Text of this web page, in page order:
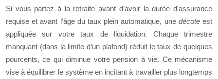
Si vous partez à la retraite avant d’avoir la durée d’assurance
requise et avant l’âge du taux plein automatique, une décoteest
appliquée sur votre taux de liquidation. Chaque trimestre
manquant (dans la limite d’un plafond) réduit le taux de quelques
pourcents, ce qui diminue votre pension à vie. Ce mécanisme
vise à équilibrer le système en incitant à travailler plus longtemps